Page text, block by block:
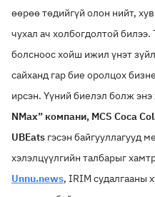
өөрөө төдийгүй олон нийт,
чухал ач холбогдолтой билээ.
болсноос хойш ижил үнэт
сайханд гар бие оролцох
ирсэн. Үүний биелэл болж
NMax” компани, MCS Coca
UBEats гэсэн байгууллагууд
хэлэлцүүлгийн талбарыг
Unnu.news, IRIM судалгааны